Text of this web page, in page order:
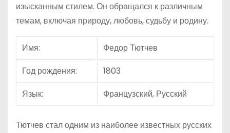
изысканным стилем. Он обращался к различным
темам, включая природу, любовь, судьбу и родину.
Имя:
Федор Тютчев
Год рождения:
1803
Язык:
Французский, Русский
Тютчев стал одним из наиболее известных русских